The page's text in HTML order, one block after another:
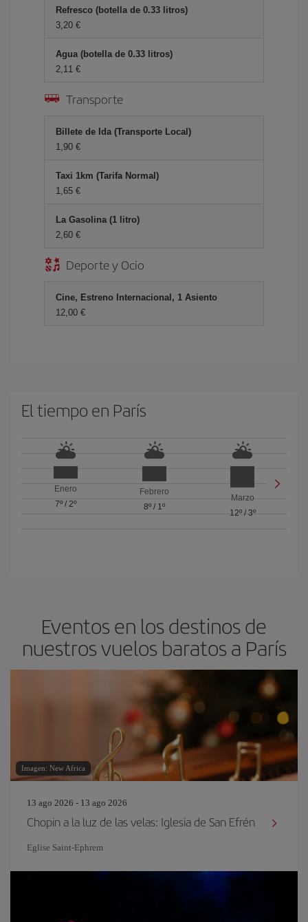
Refresco (botella de 0.33 litros)
3,20 €
Agua (botella de 0.33 litros)
2,11 €
Transporte
Billete de Ida (Transporte Local)
1,90 €
Taxi 1km (Tarifa Normal)
1,65 €
La Gasolina (1 litro)
2,60 €
Deporte y Ocio
Cine, Estreno Internacional, 1 Asiento
12,00 €
El tiempo en París
Enero
7º/ 2º
Febrero
8º/ 1º
Marzo
12º/ 3º
Eventos en los destinos de
nuestros vuelos baratos a París
Imagen: New Africa
13 ago 2026 - 13 ago 2026
Chopin a la luz de las velas: Iglesia de San Efrén
Eglise Saint‐Ephrem